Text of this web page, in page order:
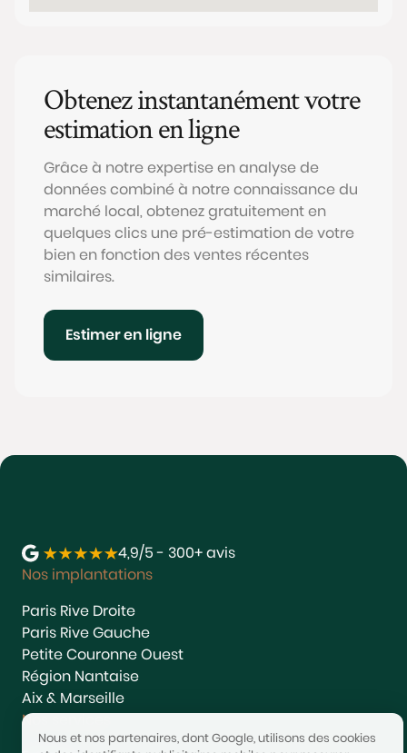
Obtenez instantanément votre
estimation en ligne
Grâce à notre expertise en analyse de
données combiné à notre connaissance du
marché local, obtenez gratuitement en
quelques clics une pré-estimation de votre
bien en fonction des ventes récentes
similaires.
Estimer en ligne
4,9/5 - 300+ avis
Nos implantations
Paris Rive Droite
Paris Rive Gauche
Petite Couronne Ouest
Région Nantaise
Aix & Marseille
Nos services
Nous et nos partenaires, dont Google, utilisons des cookies